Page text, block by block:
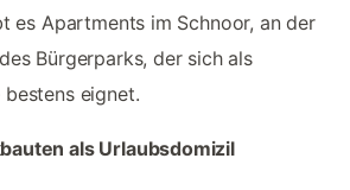
es Apartments im Schnoor, an der
Bürgerparks, der sich als
bestens eignet.
als Urlaubsdomizil